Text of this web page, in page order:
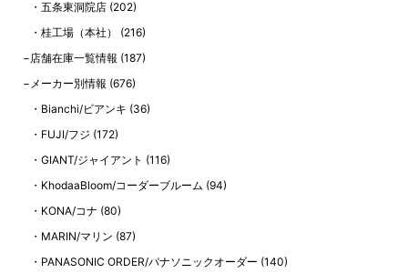
五条東洞院店 (202)
桂工場（本社）
(216)
店舗在庫一覧情報 (187)
メーカー別情報 (676)
Bianchi/ビアンキ (36)
FUJI/フジ (172)
GIANT/ジャイアント (116)
KhodaaBloom/コーダーブルーム (94)
KONA/コナ (80)
MARIN/マリン (87)
PANASONIC ORDER/パナソニックオーダー (140)